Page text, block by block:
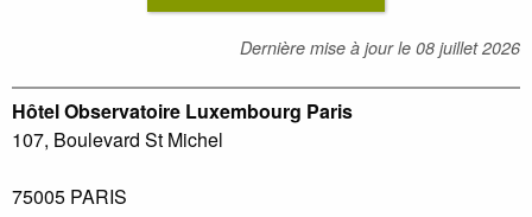
Dernière mise à jour le 08 juillet 2026
Hôtel Observatoire Luxembourg Paris
107, Boulevard St Michel
75005 PARIS